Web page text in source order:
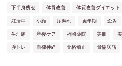
下半身痩せ 体質改善 体質改善ダイエット
妊活中 小顔 尿漏れ 更年期 歪み
生理痛 産後ケア 福岡薬院 美肌
膣トレ 自律神経 骨格矯正 骨盤底筋